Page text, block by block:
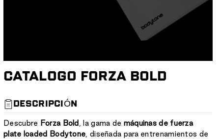
CATALOGO FORZA BOLD
K
U
DESCRIPCIÓN
Descubre Forza Bold , la gama de máquinas de fuerza
plate loaded Bodytone , diseñada para entrenamientos de